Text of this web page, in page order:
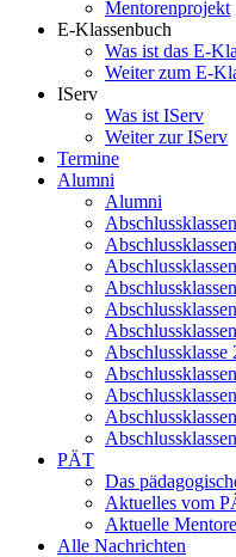
Mentorenprojekt
E-Klassenbuch
Was ist das E-
Weiter zum E-
IServ
Was ist IServ
Weiter zur IServ
Termine
Alumni
Alumni
Abschlussklasse
PÄT
Das
Aktuelles vom
Aktuelle
Alle Nachrichten